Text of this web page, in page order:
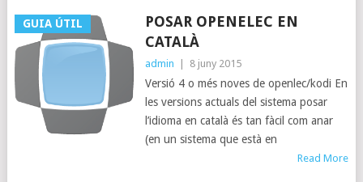
GUIA ÚTIL
POSAR OPENELEC EN
CATALÀ
admin 8 juny 2015
Versió 4 o més noves de openlec/kodi En
les versions actuals del sistema posar
l’idioma en català és tan fàcil com anar
(en un sistema que està en
Read More